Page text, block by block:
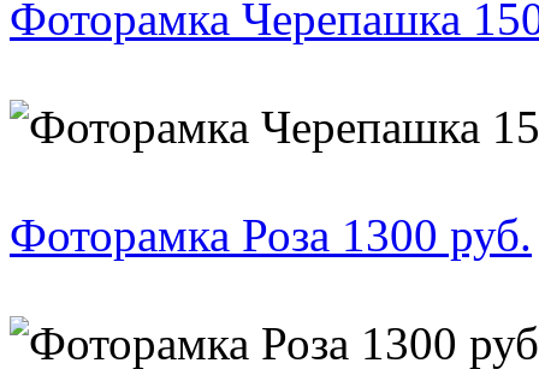
Фоторамка Черепашка
Фоторамка Роза 1300 руб.